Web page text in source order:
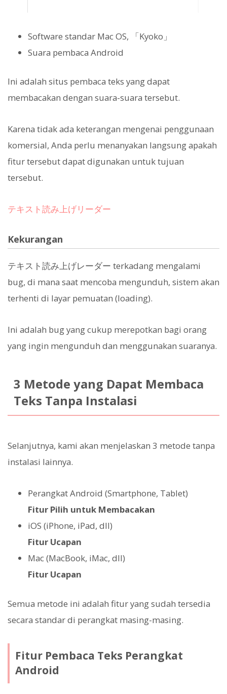
Software standar Mac OS, 「Kyoko」
Suara pembaca Android
Ini adalah situs pembaca teks yang dapat
membacakan dengan suara-suara tersebut.
Karena tidak ada keterangan mengenai penggunaan
komersial, Anda perlu menanyakan langsung apakah
fitur tersebut dapat digunakan untuk tujuan
tersebut.
テキスト読み上げリーダー
Kekurangan
テキスト読み上げレーダー terkadang mengalami
bug, di mana saat mencoba mengunduh, sistem akan
terhenti di layar pemuatan (loading).
Ini adalah bug yang cukup merepotkan bagi orang
yang ingin mengunduh dan menggunakan suaranya.
3 Metode yang Dapat Membaca
Teks Tanpa Instalasi
Selanjutnya, kami akan menjelaskan 3 metode tanpa
instalasi lainnya.
Perangkat Android (Smartphone, Tablet)
Fitur Pilih untuk Membacakan
iOS (iPhone, iPad, dll)
Fitur Ucapan
Mac (MacBook, iMac, dll)
Fitur Ucapan
Semua metode ini adalah fitur yang sudah tersedia
secara standar di perangkat masing-masing.
Fitur Pembaca Teks Perangkat
Android